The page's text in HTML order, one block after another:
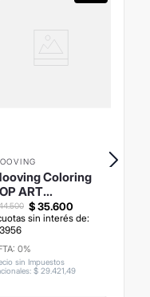
y técnicas artísticas 🎨🖌️
meramente ilustrativas.
Coloring
ART
Winnie
Pooh
$35.600
.500
sin interés de:
3956
0%
sin Impuestos
: $ 29421 49